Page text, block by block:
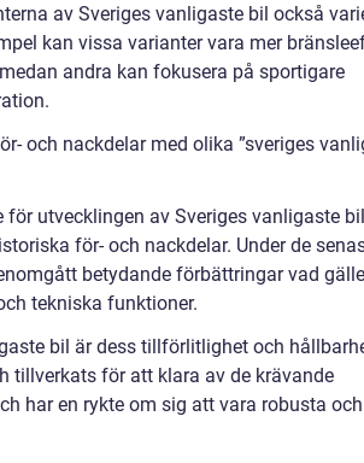
av Sveriges vanligaste bil också
kan vissa varianter vara mer
andra kan fokusera på sportigare
och nackdelar med olika ”sveriges
utvecklingen av Sveriges vanligaste
för- och nackdelar. Under de
betydande förbättringar vad
tekniska funktioner.
bil är dess tillförlitlighet och
tillverkats för att klara av de krävande
har en rykte om sig att vara robusta och